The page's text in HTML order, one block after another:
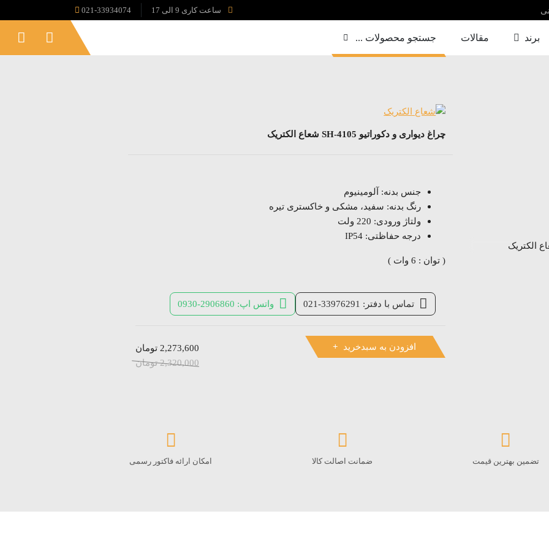
ساعت کاری 9 الی 17 021-33934074
برند مقالات جستجو محصولات ...
چراغ دیواری و دکوراتیو SH-4105 شعاع الکتریک
جنس بدنه: آلومینیوم
رنگ بدنه: سفید، مشکی و خاکستری تیره
ولتاژ ورودی: 220 ولت
درجه حفاظتی: IP54
( توان : 6 وات )
تماس با دفتر: 33976291-021 واتس اپ: 2906860-0930
افزودن به سبدخرید 2,273,600 تومان
2,320,000 تومان
تضمین بهترین قیمت ضمانت اصالت کالا امکان ارائه فاکتور رسمی